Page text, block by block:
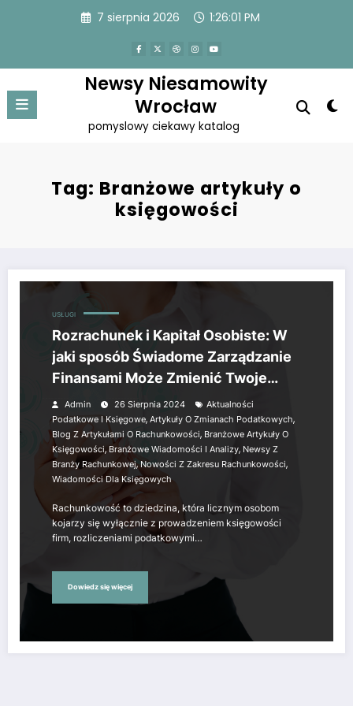
7 sierpnia 2026 1:26:01 PM
Newsy Niesamowity
Wrocław
pomyslowy ciekawy katalog
Tag: Branżowe artykuły o
księgowości
Rozrachunek i Kapitał Osobiste: W jaki sposób Świadome
USŁUGI
Rozrachunek i Kapitał Osobiste: W
jaki sposób Świadome Zarządzanie
Finansami Może Zmienić Twoje
Życie
Admin 26 Sierpnia 2024
Aktualności
Podatkowe I Księgowe, Artykuły O Zmianach Podatkowych,
Blog Z Artykułami O Rachunkowości, Branżowe Artykuły O
Księgowości, Branżowe Wiadomości I Analizy, Newsy Z
Branży Rachunkowej, Nowości Z Zakresu Rachunkowości,
Wiadomości Dla Księgowych
Rachunkowość to dziedzina, która licznym osobom
kojarzy się wyłącznie z prowadzeniem księgowości
firm, rozliczeniami podatkowymi…
Dowiedz się więcej